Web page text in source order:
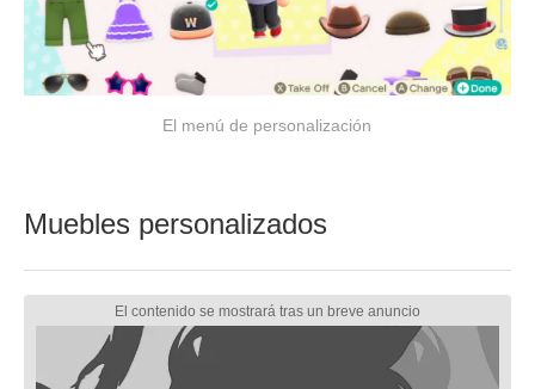
El menú de personalización
Muebles personalizados